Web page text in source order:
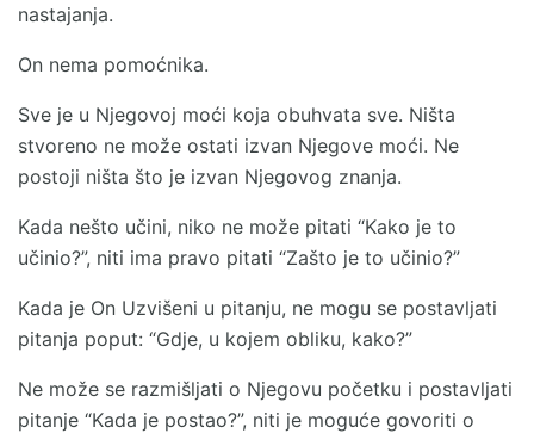
nastajanja.
On nema pomoćnika.
Sve je u Njegovoj moći koja obuhvata sve. Ništa
stvoreno ne može ostati izvan Njegove moći. Ne
postoji ništa što je izvan Njegovog znanja.
Kada nešto učini, niko ne može pitati “Kako je to
učinio?”, niti ima pravo pitati “Zašto je to učinio?”
Kada je On Uzvišeni u pitanju, ne mogu se postavljati
pitanja poput: “Gdje, u kojem obliku, kako?”
Ne može se razmišljati o Njegovu početku i postavljati
pitanje “Kada je postao?”, niti je moguće govoriti o